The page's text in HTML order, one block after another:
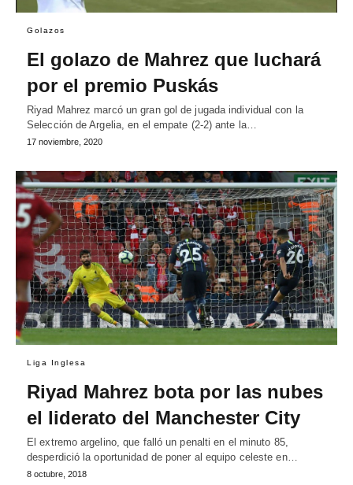
Golazos
El golazo de Mahrez que luchará
por el premio Puskás
Riyad Mahrez marcó un gran gol de jugada individual con la
Selección de Argelia, en el empate (2-2) ante la…
17 noviembre, 2020
Liga Inglesa
Riyad Mahrez bota por las nubes
el liderato del Manchester City
El extremo argelino, que falló un penalti en el minuto 85,
desperdició la oportunidad de poner al equipo celeste en…
8 octubre, 2018